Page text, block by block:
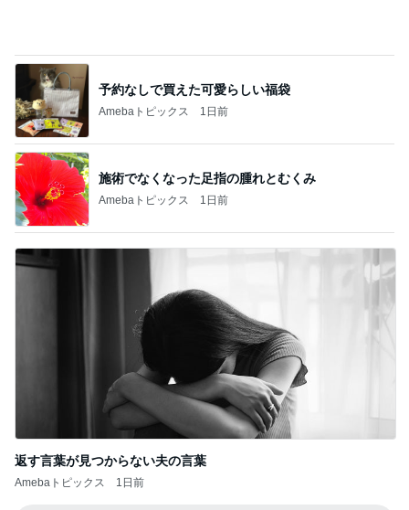
施術でなくなった足指の腫れとむくみ
Amebaトピックス 1日前
返す言葉が見つからない夫の言葉
1日前
記事を読む